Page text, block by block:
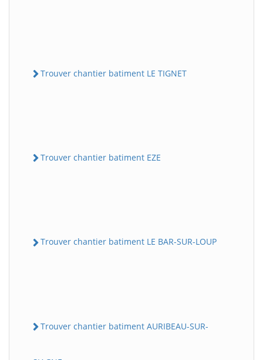
Trouver chantier batiment LE TIGNET
Trouver chantier batiment EZE
Trouver chantier batiment LE BAR-SUR-LOUP
Trouver chantier batiment AURIBEAU-SUR-